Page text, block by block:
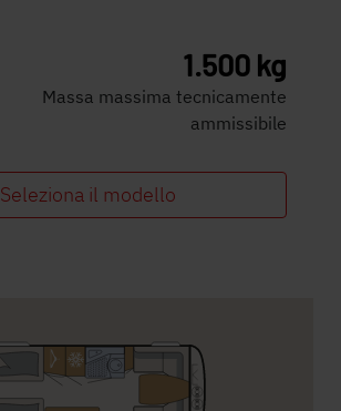
1.500 kg
Massa massima tecnicamente
ammissibile
Seleziona il modello